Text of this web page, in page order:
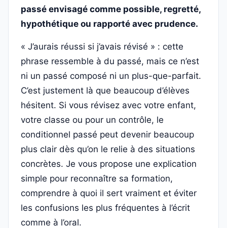
passé envisagé comme possible, regretté,
hypothétique ou rapporté avec prudence.
« J’aurais réussi si j’avais révisé » : cette
phrase ressemble à du passé, mais ce n’est
ni un passé composé ni un plus-que-parfait.
C’est justement là que beaucoup d’élèves
hésitent. Si vous révisez avec votre enfant,
votre classe ou pour un contrôle, le
conditionnel passé peut devenir beaucoup
plus clair dès qu’on le relie à des situations
concrètes. Je vous propose une explication
simple pour reconnaître sa formation,
comprendre à quoi il sert vraiment et éviter
les confusions les plus fréquentes à l’écrit
comme à l’oral.